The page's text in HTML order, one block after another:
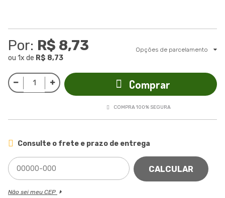
Por: R$ 8,73
ou 1x de R$ 8,73
Opções de parcelamento
Comprar
COMPRA 100% SEGURA
Consulte o frete e prazo de entrega
CALCULAR
Não sei meu CEP